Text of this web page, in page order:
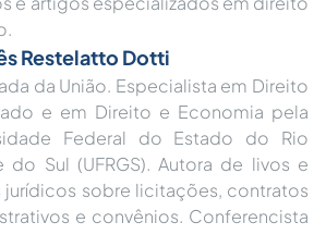
Restelatto Dotti
da União. Especialista em Direito
e em Direito e Economia pela
Federal do Estado do Rio
do Sul (UFRGS). Autora de livos e
jurídicos sobre licitações, contratos
e convênios. Conferencista